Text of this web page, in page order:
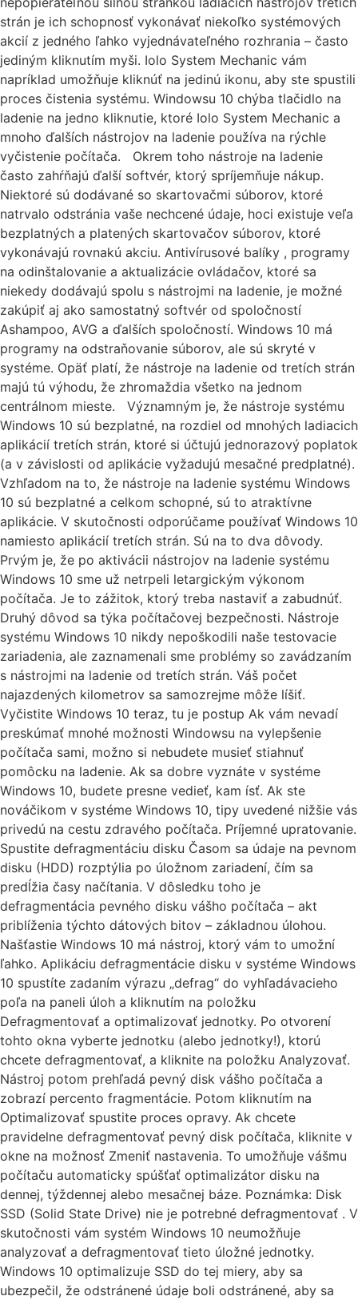
strán je ich schopnosť vykonávať niekoľko systémových
akcií z jedného ľahko vyjednávateľného rozhrania – často
jediným kliknutím myši. Iolo System Mechanic vám
napríklad umožňuje kliknúť na jedinú ikonu, aby ste spustili
proces čistenia systému. Windowsu 10 chýba tlačidlo na
ladenie na jedno kliknutie, ktoré Iolo System Mechanic a
mnoho ďalších nástrojov na ladenie používa na rýchle
vyčistenie počítača. Okrem toho nástroje na ladenie
často zahŕňajú ďalší softvér, ktorý spríjemňuje nákup.
Niektoré sú dodávané so skartovačmi súborov, ktoré
natrvalo odstránia vaše nechcené údaje, hoci existuje veľa
bezplatných a platených skartovačov súborov, ktoré
vykonávajú rovnakú akciu. Antivírusové balíky , programy
na odinštalovanie a aktualizácie ovládačov, ktoré sa
niekedy dodávajú spolu s nástrojmi na ladenie, je možné
zakúpiť aj ako samostatný softvér od spoločností
Ashampoo, AVG a ďalších spoločností. Windows 10 má
programy na odstraňovanie súborov, ale sú skryté v
systéme. Opäť platí, že nástroje na ladenie od tretích strán
majú tú výhodu, že zhromaždia všetko na jednom
centrálnom mieste. Významným je, že nástroje systému
Windows 10 sú bezplatné, na rozdiel od mnohých ladiacich
aplikácií tretích strán, ktoré si účtujú jednorazový poplatok
(a v závislosti od aplikácie vyžadujú mesačné predplatné).
Vzhľadom na to, že nástroje na ladenie systému Windows
10 sú bezplatné a celkom schopné, sú to atraktívne
aplikácie. V skutočnosti odporúčame používať Windows 10
namiesto aplikácií tretích strán. Sú na to dva dôvody.
Prvým je, že po aktivácii nástrojov na ladenie systému
Windows 10 sme už netrpeli letargickým výkonom
počítača. Je to zážitok, ktorý treba nastaviť a zabudnúť.
Druhý dôvod sa týka počítačovej bezpečnosti. Nástroje
systému Windows 10 nikdy nepoškodili naše testovacie
zariadenia, ale zaznamenali sme problémy so zavádzaním
s nástrojmi na ladenie od tretích strán. Váš počet
najazdených kilometrov sa samozrejme môže líšiť.
Vyčistite Windows 10 teraz, tu je postup Ak vám nevadí
preskúmať mnohé možnosti Windowsu na vylepšenie
počítača sami, možno si nebudete musieť stiahnuť
pomôcku na ladenie. Ak sa dobre vyznáte v systéme
Windows 10, budete presne vedieť, kam ísť. Ak ste
nováčikom v systéme Windows 10, tipy uvedené nižšie vás
privedú na cestu zdravého počítača. Príjemné upratovanie.
Spustite defragmentáciu disku Časom sa údaje na pevnom
disku (HDD) rozptýlia po úložnom zariadení, čím sa
predĺžia časy načítania. V dôsledku toho je
defragmentácia pevného disku vášho počítača – akt
priblíženia týchto dátových bitov – základnou úlohou.
Našťastie Windows 10 má nástroj, ktorý vám to umožní
ľahko. Aplikáciu defragmentácie disku v systéme Windows
10 spustíte zadaním výrazu „defrag“ do vyhľadávacieho
poľa na paneli úloh a kliknutím na položku
Defragmentovať a optimalizovať jednotky. Po otvorení
tohto okna vyberte jednotku (alebo jednotky!), ktorú
chcete defragmentovať, a kliknite na položku Analyzovať.
Nástroj potom prehľadá pevný disk vášho počítača a
zobrazí percento fragmentácie. Potom kliknutím na
Optimalizovať spustite proces opravy. Ak chcete
pravidelne defragmentovať pevný disk počítača, kliknite v
okne na možnosť Zmeniť nastavenia. To umožňuje vášmu
počítaču automaticky spúšťať optimalizátor disku na
dennej, týždennej alebo mesačnej báze. Poznámka: Disk
SSD (Solid State Drive) nie je potrebné defragmentovať . V
skutočnosti vám systém Windows 10 neumožňuje
analyzovať a defragmentovať tieto úložné jednotky.
Windows 10 optimalizuje SSD do tej miery, aby sa
ubezpečil, že odstránené údaje boli odstránené, aby sa